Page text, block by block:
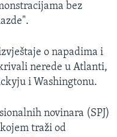
bez
o napadima i
nerede u Atlanti,
i Washingtonu.
novinara (SPJ)
traži od